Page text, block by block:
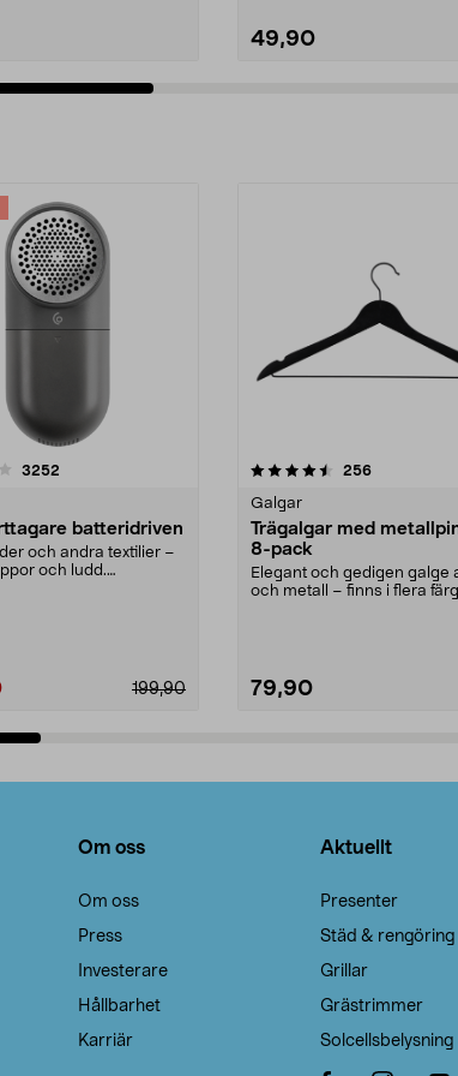
49,90
3252
batteridriven
och andra textilier –
och ludd.
199,90
4.5av 5 stjärnor 256recensioner
Galgar
Trägalgar med
8-pack
Elegant och gedigen galge
och metall – finns i flera
79,90
4.0av 5 stjärnor
Om oss
Om oss
Press
Investerare
Hållbarhet
Karriär
Aktuellt
Presenter
Städ & rengöring
Grillar
Grästrimmer
Solcellsbelysning